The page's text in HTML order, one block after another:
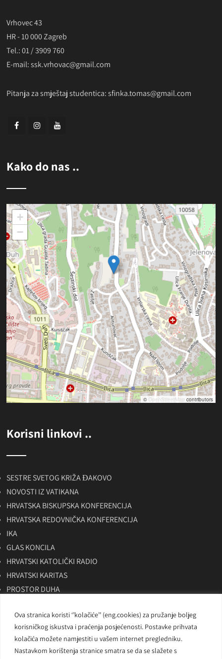
Ova stranica koristi ‘’kolačiće’’ (eng.cookies) za pružanje boljeg
korisničkog iskustva i praćenja posjećenosti. Postavke prihvata
kolačića možete namjestiti u vašem internet pregledniku.
Nastavkom korištenja stranice smatra se da se slažete s
Vrhovec 43
HR - 10 000 Zagreb
Tel.: 01 / 3909 760
E-mail: ssk.vrhovac@gmail.com
Pitanja za smještaj studentica:sfinka.tomas@gmail.com
Kako do nas ..
+
−
© OpenStreetMap contributors
Korisni linkovi ..
SESTRE SVETOG KRIŽA ĐAKOVO
NOVOSTI IZ VATIKANA
HRVATSKA BISKUPSKA KONFERENCIJA
HRVATSKA REDOVNIČKA KONFERENCIJA
IKA
GLAS KONCILA
HRVATSKI KATOLIČKI RADIO
HRVATSKI KARITAS
PROSTOR DUHA
BITNO NET
LAUDATO TV